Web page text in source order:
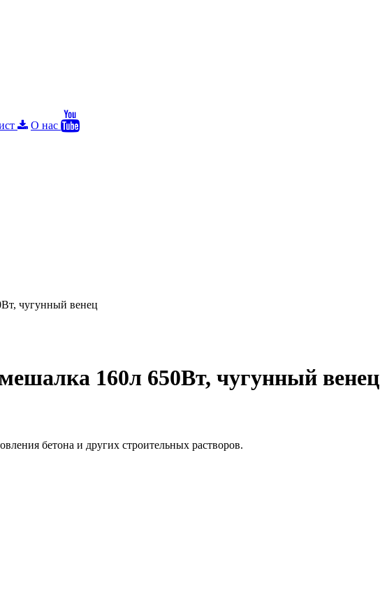
О нас
чугунный венец
160л 650Вт, чугунный венец
бетона и других строительных растворов.